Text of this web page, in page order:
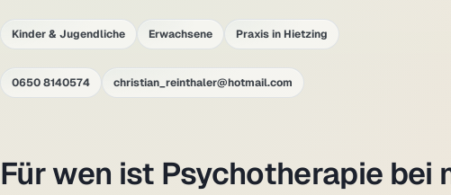
Kinder & Jugendliche Erwachsene Praxis in Hietzing
0650 8140574 christian_reinthaler@hotmail.com
Für wen ist Psychotherapie bei